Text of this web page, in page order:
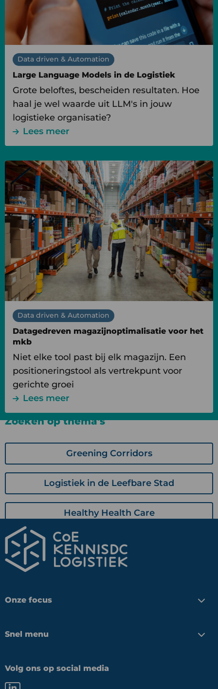
Large Language Models in de Logistiek
Data driven & Automation
Grote beloftes, bescheiden resultaten. Hoe
haal je wel waarde uit LLM's in jouw
logistieke organisatie?
Lees meer
Logistiek
Datagedreven magazijnoptimalisatie voor het
mkb
Data driven & Automation
Niet elke tool past bij elk magazijn. Een
positioneringstool als vertrekpunt voor
gerichte groei
Lees meer
Lees
meer
over
Datagedreven
magazijnoptimalisatie
voor
het
mkb
Zoeken op thema's
Greening Corridors
Logistiek in de Leefbare Stad
Healthy Health Care
Onze focus
Snel menu
Volg ons op social media